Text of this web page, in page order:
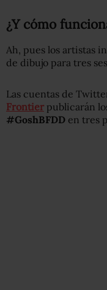
¿Y cómo
Ah, pues los artistas
de dibujo para tres
Las cuentas de
Frontier publicarán
#GoshBFDD en tres